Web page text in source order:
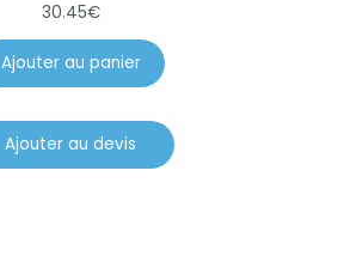
30.45€
Ajouter au panier
Ajouter au devis